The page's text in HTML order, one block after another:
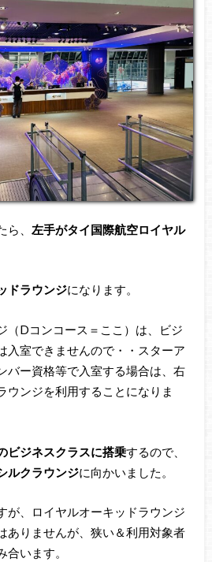
、 左手がタイ国際航空ロイヤル
ドラウンジになります。
（Dコンコース＝ここ）は、ビジ
入室できませんので・・スターア
バー資格等で入室する場合は、右
ウンジを利用することになりま
ビジネスクラスに搭乗するので、
ルクラウンジに向かいました。
が、ロイヤルオーキッドラウンジ
ありませんが、狭い＆利用対象者
います。